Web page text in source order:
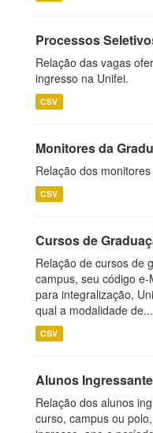
Processos
Relação das vagas
ingresso na Unifei.
CSV
Monitores da
Relação dos
CSV
Cursos de
Relação de cursos de
campus, seu código
para integralização,
qual a modalidade de...
CSV
Alunos
Relação dos alunos
curso, campus ou